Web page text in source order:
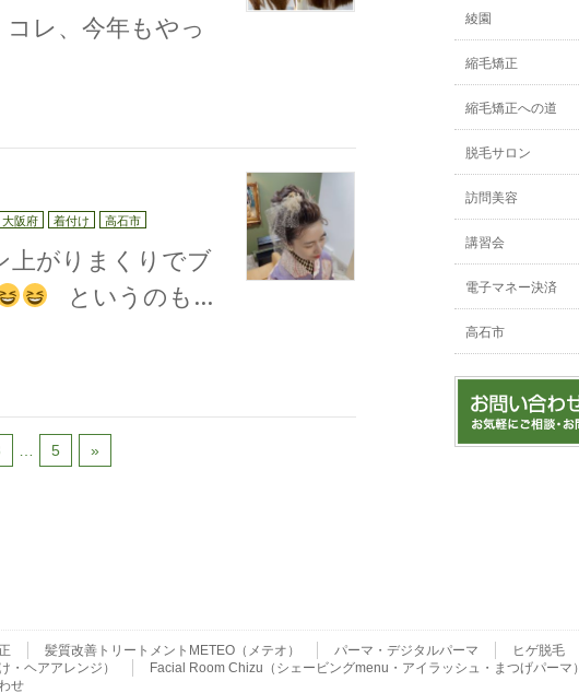
コレ、今年もやっ
大阪府 着付け 高石市
上がりまくりでブ
というのも…
5 »
綾園
縮毛矯正
縮毛矯正への道
脱毛サロン
訪問美容
講習会
電子マネー決済
高石市
髪質改善トリートメントMETEO（メテオ） パーマ・デジタルパーマ
ヒゲ脱毛
・ヘアアレンジ）
Facial Room Chizu（シェービングmenu・アイラッシュ・まつげパーマ）
せ